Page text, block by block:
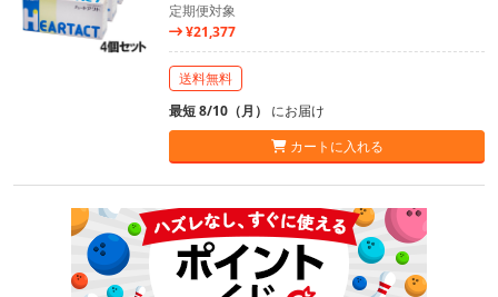
定期便対象
¥21,377
送料無料
最短 8/10（月） にお届け
カートに入れる